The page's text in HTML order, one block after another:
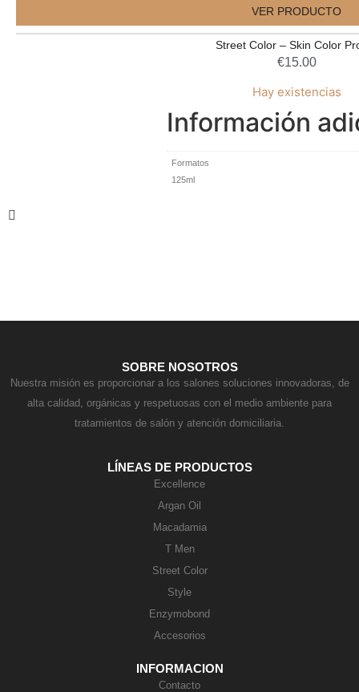
VER PRODUCTO
Street Color – Skin Color
€15.00
Hay existencias
Información
Formatos
125ml
SOBRE NOSOTROS
Nuestra misión es proporcionar a los salones soluciones innovadoras, de
alta calidad, orgánicas y respetuosas con el medio ambiente para
tratamientos de salón y atención domiciliaria.
LÍNEAS DE PRODUCTOS
Excellence
Argan Oil
Macadamia
T Men
Street Color
Style
Enzymobond
Accesorios
INFORMACION
Contacto